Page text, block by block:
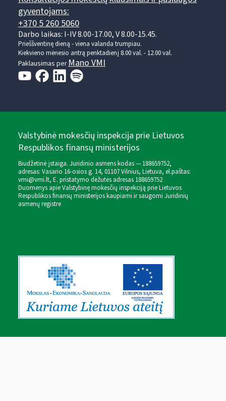
gyventojams:
+370 5 260 5060
Darbo laikas: I-IV 8.00-17.00, V 8.00-15.45.
Prieššventinę dieną - viena valanda trumpiau.
Kiekvieno mėnesio antrą penktadienį 8.00 val. - 12.00 val.
Paklausimas perMano VMI
Valstybinė mokesčių inspekcija prie Lietuvos
Respublikos finansų ministerijos
Biudžetinė įstaiga. Juridinio asmens kodas — 188659752,
adresas: Vasario 16-osios g. 14, 01107 Vilnius, Lietuva, el.paštas:
vmi@vmi.lt, E. pristatymo dėžutės adresas 188659752
Duomenys apie Valstybinę mokesčių inspekciją prie Lietuvos
Respublikos finansų ministerijos kaupiami ir saugomi Juridinių
asmenų registre